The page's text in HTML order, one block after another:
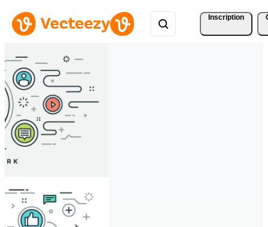
Inscription